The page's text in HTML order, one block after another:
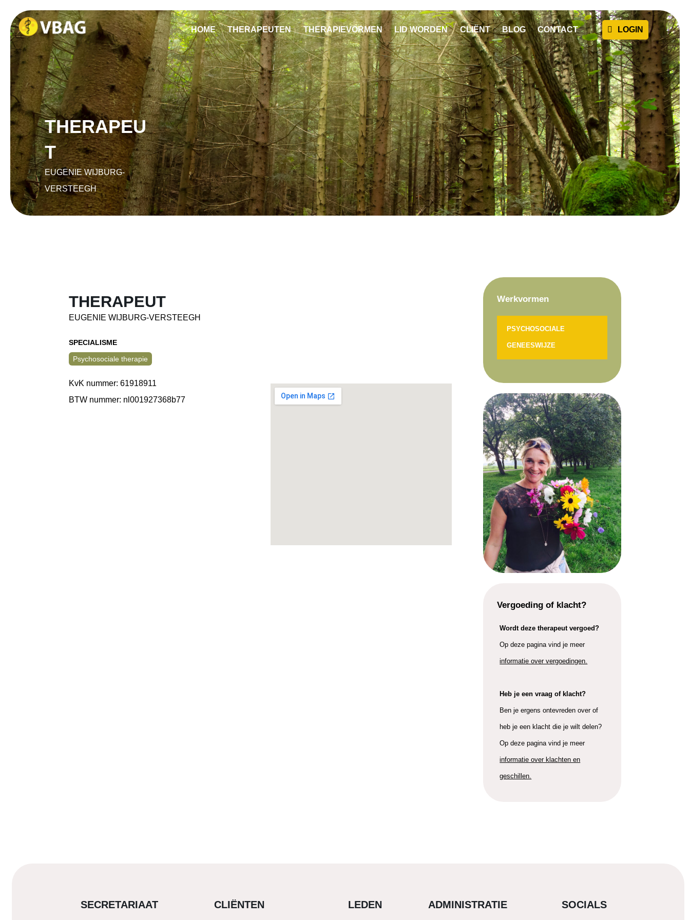
HOME THERAPEUTEN THERAPIEVORMEN LID WORDEN CLIËNT BLOG CONTACT
THERAPEU
T
EUGENIE WIJBURG-
VERSTEEGH
THERAPEUT
EUGENIE WIJBURG-VERSTEEGH
SPECIALISME
Psychosociale therapie
KvK nummer: 61918911
BTW nummer: nl001927368b77
Werkvormen
PSYCHOSOCIALE
GENEESWIJZE
Vergoeding of klacht?
Wordt deze therapeut vergoed?
Op deze pagina vind je meer
informatie over vergoedingen.
Heb je een vraag of klacht?
Ben je ergens ontevreden over of
heb je een klacht die je wilt delen?
Op deze pagina vind je meer
informatie over klachten en
geschillen.
SECRETARIAAT CLIËNTEN LEDEN ADMINISTRATIE SOCIALS